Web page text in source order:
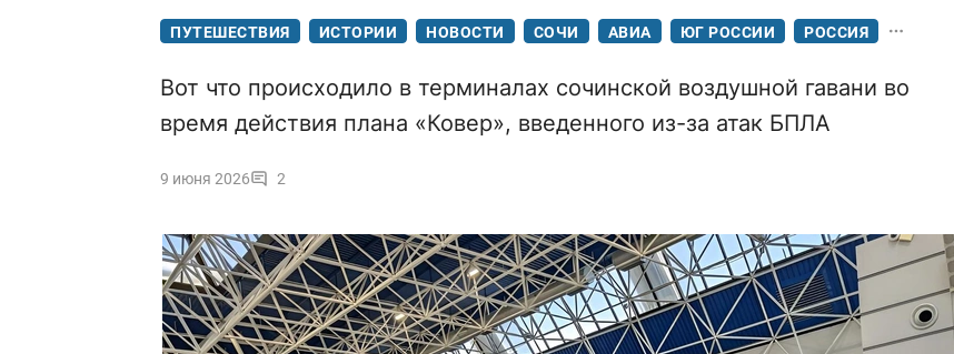
ПУТЕШЕСТВИЯ ИСТОРИИ НОВОСТИ СОЧИ АВИА ЮГ РОССИИ РОССИЯ
Вот что происходило в терминалах сочинской воздушной гавани во
время действия плана «Ковер», введенного из-за атак БПЛА
9 июня 2026 2